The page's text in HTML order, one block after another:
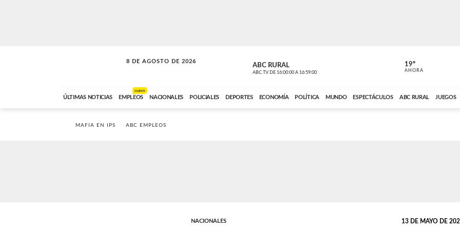
8 DE AGOSTO DE 2026
SOLO MÚSICA ABC RURAL
ABC TV DE 16:00:00 A 16:59:00 ABC CARDINAL
19º
AHORA
ÚLTIMAS NOTICIAS EMPLEOS
NUEVO
NACIONALES POLICIALES DEPORTES ECONOMÍA POLÍTICA MUNDO ESPECTÁCULOS ABC RURAL JUEGOS
MAFIA EN IPS ABC EMPLEOS
NACIONALES 13 DE MAYO DE